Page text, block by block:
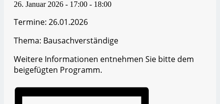
26. Januar 2026 - 17:00 - 18:00
Termine: 26.01.2026
Thema: Bausachverständige
Weitere Informationen entnehmen Sie bitte dem
beigefügten Programm.